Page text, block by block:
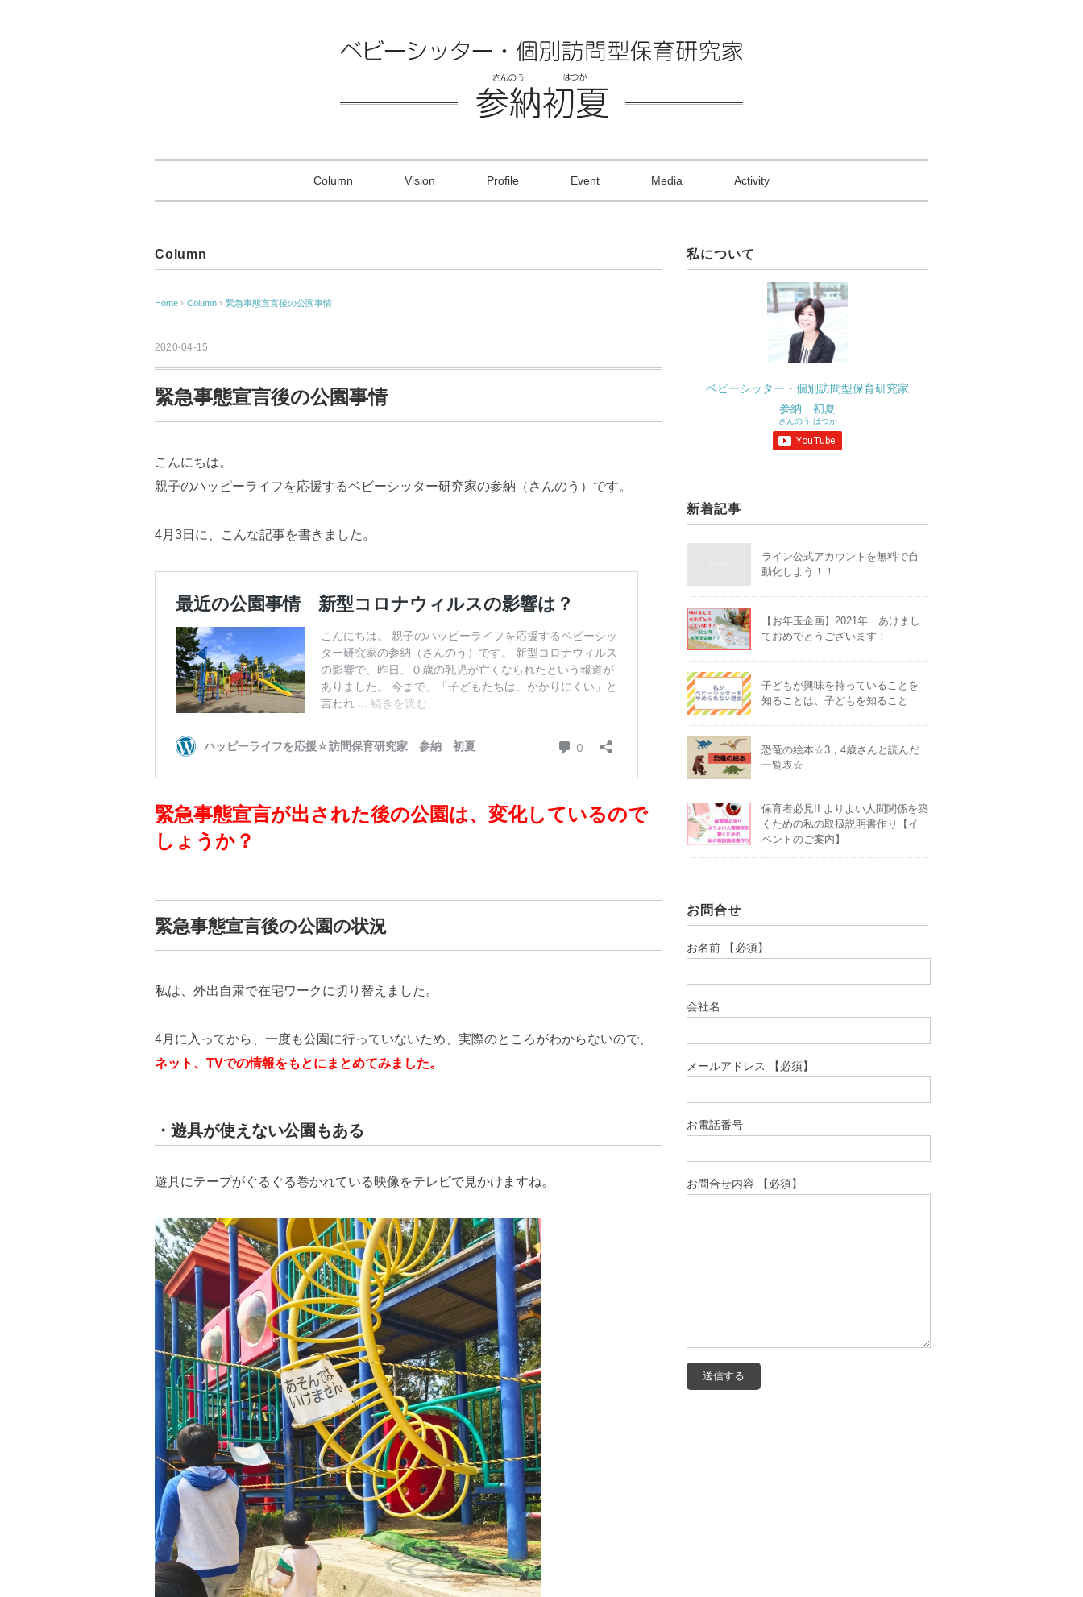
Column Vision Profile Event Media Activity
Column
Home › Column › 緊急事態宣言後の公園事情
2020-04-15
緊急事態宣言後の公園事情
こんにちは。
親子のハッピーライフを応援するベビーシッター研究家の参納（さんのう）です。
4月3日に、こんな記事を書きました。
緊急事態宣言が出された後の公園は、変化しているので
しょうか？
緊急事態宣言後の公園の状況
私は、外出自粛で在宅ワークに切り替えました。
4月に入ってから、一度も公園に行っていないため、実際のところがわからないので、
ネット、TVでの情報をもとにまとめてみました。
・遊具が使えない公園もある
遊具にテープがぐるぐる巻かれている映像をテレビで見かけますね。
私について
ベビーシッター・個別訪問型保育研究家
参納 初夏
さんのう はつか
新着記事
ライン公式アカウントを無料で自
動化しよう！！
【お年玉企画】2021年 あけまし
ておめでとうございます！
子どもが興味を持っていることを
知ることは、子どもを知ること
恐竜の絵本☆3，4歳さんと読んだ
一覧表☆
保育者必見!! よりよい人間関係を築
くための私の取扱説明書作り【イ
ベントのご案内】
お問合せ
お名前 【必須】
会社名
メールアドレス 【必須】
お電話番号
お問合せ内容 【必須】